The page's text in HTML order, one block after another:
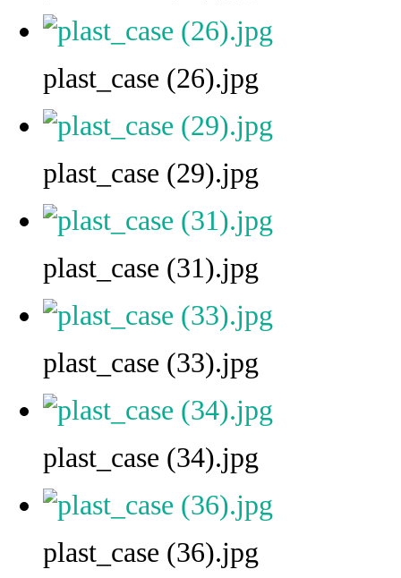
plast_case (26).jpg
plast_case (29).jpg
plast_case (31).jpg
plast_case (33).jpg
plast_case (34).jpg
plast_case (36).jpg